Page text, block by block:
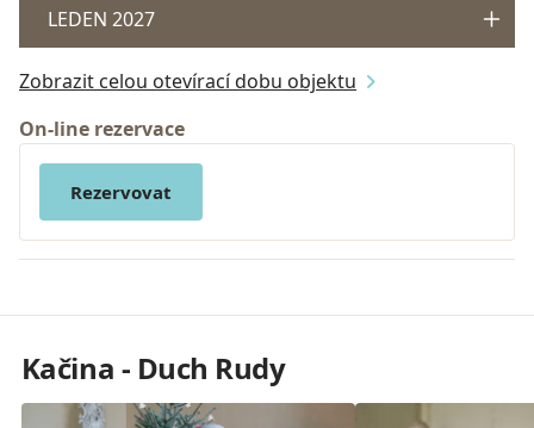
LEDEN 2027
Zobrazit celou otevírací dobu objektu
On-line rezervace
Rezervovat
Kačina - Duch Rudy